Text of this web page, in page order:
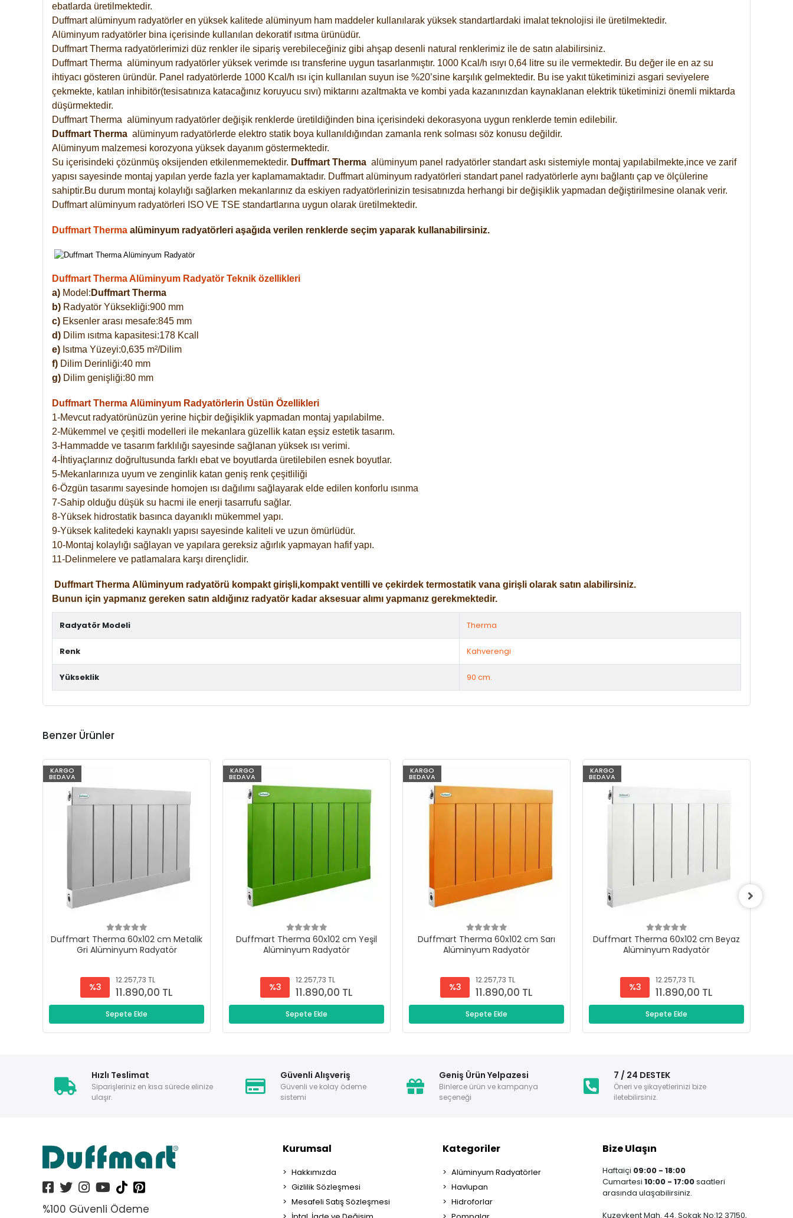
ebatlarda üretilmektedir.
Duffmart alüminyum radyatörler en yüksek kalitede alüminyum ham maddeler kullanılarak yüksek standartlardaki imalat teknolojisi ile üretilmektedir.
Alüminyum radyatörler bina içerisinde kullanılan dekoratif ısıtma ürünüdür.
Duffmart Therma radyatörlerimizi düz renkler ile sipariş verebileceğiniz gibi ahşap desenli natural renklerimiz ile de satın alabilirsiniz.
Duffmart Therma alüminyum radyatörler yüksek verimde ısı transferine uygun tasarlanmıştır. 1000 Kcal/h ısıyı 0,64 litre su ile vermektedir. Bu değer ile en az su
ihtiyacı gösteren üründür. Panel radyatörlerde 1000 Kcal/h ısı için kullanılan suyun ise %20’sine karşılık gelmektedir. Bu ise yakıt tüketiminizi asgari seviyelere
çekmekte, katılan inhibitör(tesisatınıza katacağınız koruyucu sıvı) miktarını azaltmakta ve kombi yada kazanınızdan kaynaklanan elektrik tüketiminizi önemli miktarda
düşürmektedir.
Duffmart Therma alüminyum radyatörler değişik renklerde üretildiğinden bina içerisindeki dekorasyona uygun renklerde temin edilebilir.
Duffmart Therma alüminyum radyatörlerde elektro statik boya kullanıldığından zamanla renk solması söz konusu değildir.
Alüminyum malzemesi korozyona yüksek dayanım göstermektedir.
Su içerisindeki çözünmüş oksijenden etkilenmemektedir. Duffmart Therma alüminyum panel radyatörler standart askı sistemiyle montaj yapılabilmekte,ince ve zarif
yapısı sayesinde montaj yapılan yerde fazla yer kaplamamaktadır. Duffmart alüminyum radyatörleri standart panel radyatörlerle aynı bağlantı çap ve ölçülerine
sahiptir.Bu durum montaj kolaylığı sağlarken mekanlarınız da eskiyen radyatörlerinizin tesisatınızda herhangi bir değişiklik yapmadan değiştirilmesine olanak verir.
Duffmart alüminyum radyatörleri ISO VE TSE standartlarına uygun olarak üretilmektedir.
Duffmart Therma alüminyum radyatörleri aşağıda verilen renklerde seçim yaparak kullanabilirsiniz.
Duffmart Therma Alüminyum Radyatör Teknik özellikleri
a) Model: Duffmart Therma
b) Radyatör Yüksekliği:900 mm
c) Eksenler arası mesafe:845 mm
d) Dilim ısıtma kapasitesi:178 Kcall
e) Isıtma Yüzeyi:0,635 m²/Dilim
f) Dilim Derinliği:40 mm
g) Dilim genişliği:80 mm
Duffmart Therma Alüminyum Radyatörlerin Üstün Özellikleri
1-Mevcut radyatörünüzün yerine hiçbir değişiklik yapmadan montaj yapılabilme.
2-Mükemmel ve çeşitli modelleri ile mekanlara güzellik katan eşsiz estetik tasarım.
3-Hammadde ve tasarım farklılığı sayesinde sağlanan yüksek ısı verimi.
4-İhtiyaçlarınız doğrultusunda farklı ebat ve boyutlarda üretilebilen esnek boyutlar.
5-Mekanlarınıza uyum ve zenginlik katan geniş renk çeşitliliği
6-Özgün tasarımı sayesinde homojen ısı dağılımı sağlayarak elde edilen konforlu ısınma
7-Sahip olduğu düşük su hacmi ile enerji tasarrufu sağlar.
8-Yüksek hidrostatik basınca dayanıklı mükemmel yapı.
9-Yüksek kalitedeki kaynaklı yapısı sayesinde kaliteli ve uzun ömürlüdür.
10-Montaj kolaylığı sağlayan ve yapılara gereksiz ağırlık yapmayan hafif yapı.
11-Delinmelere ve patlamalara karşı dirençlidir.
Duffmart Therma Alüminyum radyatörü kompakt girişli,kompakt ventilli ve çekirdek termostatik vana girişli olarak satın alabilirsiniz.
Bunun için yapmanız gereken satın aldığınız radyatör kadar aksesuar alımı yapmanız gerekmektedir.
Radyatör Modeli Therma
Renk Kahverengi
Yükseklik 90 cm.
Benzer Ürünler
KARGO
BEDAVA
Duffmart Therma 60x102 cm Metalik
Gri Alüminyum Radyatör
%3
12.257,73 TL
11.890,00 TL
Sepete Ekle
KARGO
BEDAVA
Duffmart Therma 60x102 cm Yeşil
Alüminyum Radyatör
%3
12.257,73 TL
11.890,00 TL
Sepete Ekle
KARGO
BEDAVA
Duffmart Therma 60x102 cm Sarı
Alüminyum Radyatör
%3
12.257,73 TL
11.890,00 TL
Sepete Ekle
KARGO
BEDAVA
Duffmart Therma 60x102 cm Beyaz
Alüminyum Radyatör
%3
12.257,73 TL
11.890,00 TL
Sepete Ekle
Hızlı Teslimat
Siparişleriniz en kısa sürede elinize
ulaşır.
Güvenli Alışveriş
Güvenli ve kolay ödeme
sistemi
Geniş Ürün Yelpazesi
Binlerce ürün ve kampanya
seçeneği
7 / 24 DESTEK
Öneri ve şikayetlerinizi bize
iletebilirsiniz.
%100 Güvenli Ödeme
Kurumsal
Hakkımızda
Gizlilik Sözleşmesi
Mesafeli Satış Sözleşmesi
Kategoriler
Alüminyum Radyatörler
Havlupan
Hidroforlar
Bize Ulaşın
Haftaiçi 09:00 - 18:00
Cumartesi 10:00 - 17:00saatleri
arasında ulaşabilirsiniz.
Kuzeykent Mah. 44. Sokak No:12 37150,